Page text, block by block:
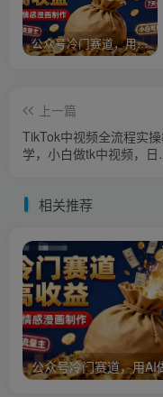
公众号冷门赛道，用AI做情感漫画，7天开通流量主，操作简单，小白可玩
上一篇
TikTok中视频全流程实
学，小白做tk中视频，日
相关推荐